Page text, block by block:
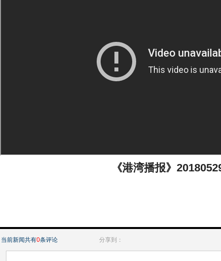
《港湾播报》
当前新闻共有0条评论 分享到：